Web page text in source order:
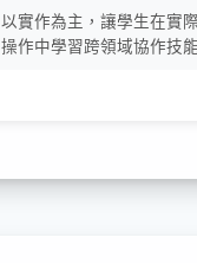
以實作為主，讓學生在實際
操作中學習跨領域協作技能